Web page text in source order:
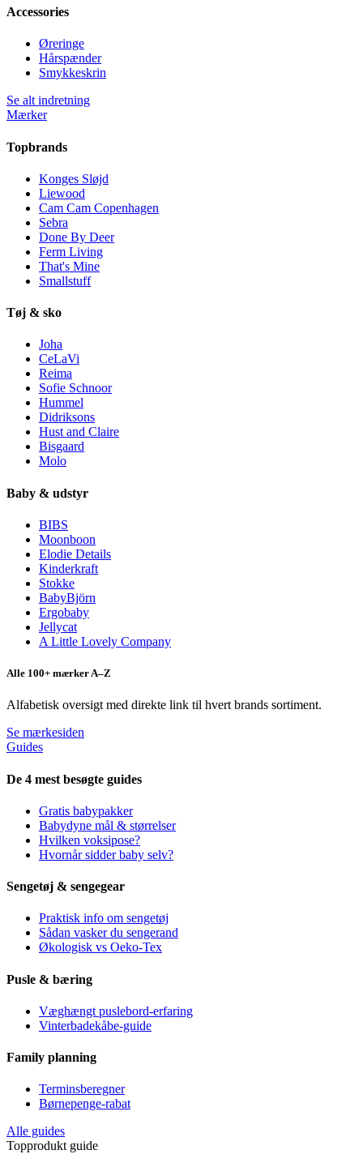
Accessories
Øreringe
Hårspænder
Smykkeskrin
Se alt indretning
Mærker
Topbrands
Konges Sløjd
Liewood
Cam Cam Copenhagen
Sebra
Done By Deer
Ferm Living
That's Mine
Smallstuff
Tøj & sko
Joha
CeLaVi
Reima
Sofie Schnoor
Hummel
Didriksons
Hust and Claire
Bisgaard
Molo
Baby & udstyr
BIBS
Moonboon
Elodie Details
Kinderkraft
Stokke
BabyBjörn
Ergobaby
Jellycat
A Little Lovely Company
Alle 100+ mærker A–Z
Alfabetisk oversigt med direkte link til hvert brands sortiment.
Se mærkesiden
Guides
De 4 mest besøgte guides
Gratis babypakker
Babydyne mål & størrelser
Hvilken voksipose?
Hvornår sidder baby selv?
Sengetøj & sengegear
Praktisk info om sengetøj
Sådan vasker du sengerand
Økologisk vs Oeko-Tex
Pusle & bæring
Væghængt puslebord-erfaring
Vinterbadekåbe-guide
Family planning
Terminsberegner
Børnepenge-rabat
Alle guides
Topprodukt guide